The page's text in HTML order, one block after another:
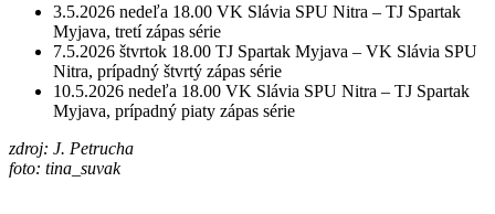
3.5.2026 nedeľa 18.00 VK Slávia SPU Nitra – TJ Spartak
Myjava, tretí zápas série
7.5.2026 štvrtok 18.00 TJ Spartak Myjava – VK Slávia SPU
Nitra, prípadný štvrtý zápas série
10.5.2026 nedeľa 18.00 VK Slávia SPU Nitra – TJ Spartak
Myjava, prípadný piaty zápas série
zdroj: J. Petrucha
foto: tina_suvak